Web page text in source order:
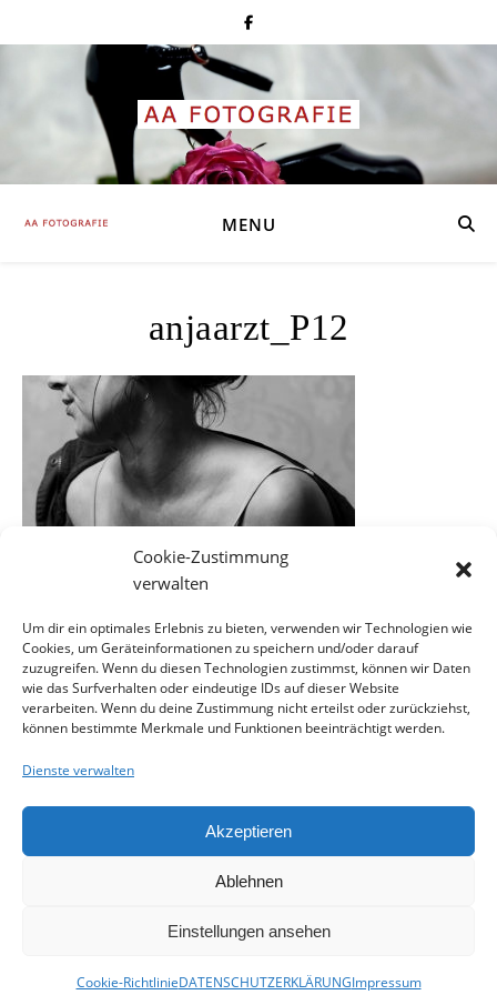
Cookie-Zustimmung
verwalten
Um dir ein optimales Erlebnis zu bieten, verwenden wir Technologien wie
Cookies, um Geräteinformationen zu speichern und/oder darauf
zuzugreifen. Wenn du diesen Technologien zustimmst, können wir Daten
wie das Surfverhalten oder eindeutige IDs auf dieser Website
verarbeiten. Wenn du deine Zustimmung nicht erteilst oder zurückziehst,
können bestimmte Merkmale und Funktionen beeinträchtigt werden.
Dienste verwalten
Akzeptieren
Ablehnen
Einstellungen ansehen
Cookie-RichtlinieDATENSCHUTZERKLÄRUNGImpressum
MENU
anjaarzt_P12
EINE ANTWORT SCHREIBEN
Du musstangemeldetsein, um einen Kommentar
abzugeben.
WP Royal